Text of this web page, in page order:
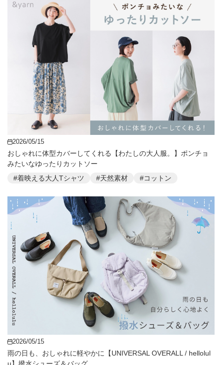
2026/05/15
おしゃれに体型カバーしてくれる【わたしの大人服。】ポンチョ
みたいなゆったりカットソー
#着映える大人Tシャツ
#天然素材 #コットン
2026/05/15
雨の日も、おしゃれに軽やかに【UNIVERSAL OVERALL / hellolul
u】撥水シューズ＆バッグ